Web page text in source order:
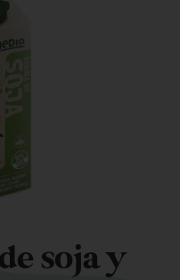
soja y